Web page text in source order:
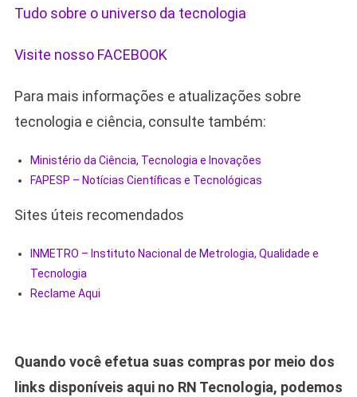
Tudo sobre o universo da tecnologia
Visite nosso FACEBOOK
Para mais informações e atualizações sobre
tecnologia e ciência, consulte também:
Ministério da Ciência, Tecnologia e Inovações
FAPESP – Notícias Científicas e Tecnológicas
Sites úteis recomendados
INMETRO – Instituto Nacional de Metrologia, Qualidade e
Tecnologia
Reclame Aqui
Quando você efetua suas compras por meio dos
links disponíveis aqui no RN Tecnologia, podemos